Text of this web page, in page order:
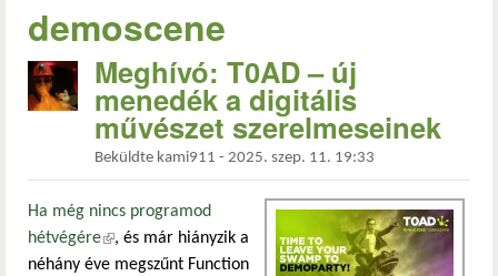
demoscene
Meghívó: T0AD – új
menedék a digitális
művészet szerelmeseinek
Beküldte kami911 - 2025. szep. 11. 19:33
Ha még nincs programod
hétvégére(külső hivatkozás)
, és már hiányzik a
néhány éve megszűnt Function